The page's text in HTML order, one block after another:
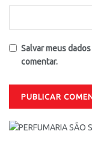
Salvar meus
comentar.